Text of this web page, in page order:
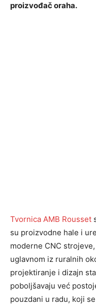
proizvođač oraha.
Tvornica AMB Rousset
su proizvodne hale i
moderne CNC
uglavnom iz ruralnih
projektiranje i dizajn
poboljšavaju već
pouzdani u radu, koji